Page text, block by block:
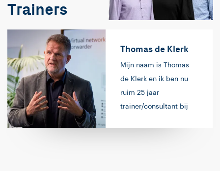
Trainers
Thomas de Klerk
Mijn naam is Thomas
de Klerk en ik ben nu
ruim 25 jaar
trainer/consultant bij